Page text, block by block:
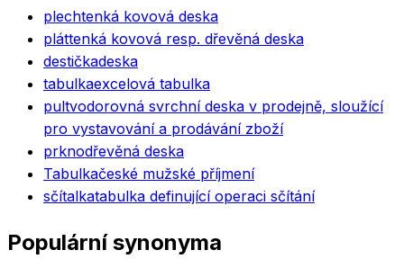
plechtenká kovová deska
pláttenká kovová resp. dřevěná deska
destičkadeska
tabulkaexcelová tabulka
pultvodorovná svrchní deska v prodejně, sloužící
pro vystavování a prodávání zboží
prknodřevěná deska
Tabulkačeské mužské příjmení
sčítalkatabulka definující operaci sčítání
Populární synonyma